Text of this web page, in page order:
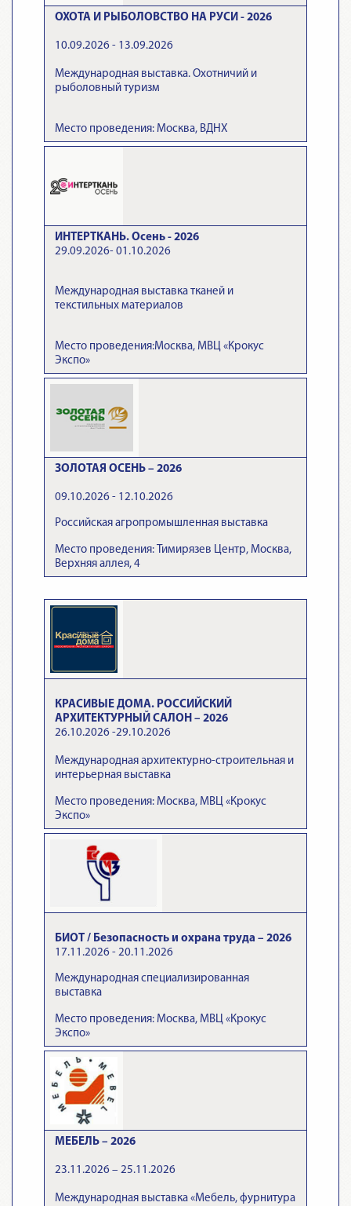
ОХОТА И РЫБОЛОВСТВО НА РУСИ - 2026
10.09.2026 - 13.09.2026
Международная выставка. Охотничий и
рыболовный туризм
Место проведения: Москва, ВДНХ
ИНТЕРТКАНЬ. Осень - 2026
29.09.2026- 01.10.2026
Международная выставка тканей и
текстильных материалов
Место проведения:Москва, МВЦ «Крокус
Экспо»
ЗОЛОТАЯ ОСЕНЬ – 2026
09.10.2026 - 12.10.2026
Российская агропромышленная выставка
Место проведения: Тимирязев Центр, Москва,
Верхняя аллея, 4
КРАСИВЫЕ ДОМА. РОССИЙСКИЙ
АРХИТЕКТУРНЫЙ САЛОН – 2026
26.10.2026 -29.10.2026
Международная архитектурно-строительная и
интерьерная выставка
Место проведения: Москва, МВЦ «Крокус
Экспо»
БИОТ / Безопасность и охрана труда – 2026
17.11.2026 - 20.11.2026
Международная специализированная
выставка
Место проведения: Москва, МВЦ «Крокус
Экспо»
МЕБЕЛЬ – 2026
23.11.2026 – 25.11.2026
Международная выставка «Мебель, фурнитура